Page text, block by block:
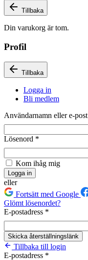
Tillbaka
Din varukorg är tom.
Profil
Tillbaka
Logga in
Bli medlem
Användarnamn eller e-post
Lösenord *
Kom ihåg mig
Logga in
eller
Fortsätt med Google
Glömt lösenordet?
E-postadress *
Skicka återställningslänk
Tillbaka till login
E-postadress *